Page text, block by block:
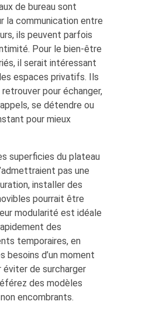
de bureau sont
la communication entre
ils peuvent parfois
Pour le bien-être
il serait intéressant
espaces privatifs. Ils
retrouver pour échanger,
se détendre ou
pour mieux
superficies du plateau
pas une
installer des
pourrait être
modularité est idéale
des
temporaires, en
besoins d’un moment
éviter de surcharger
des modèles
encombrants.